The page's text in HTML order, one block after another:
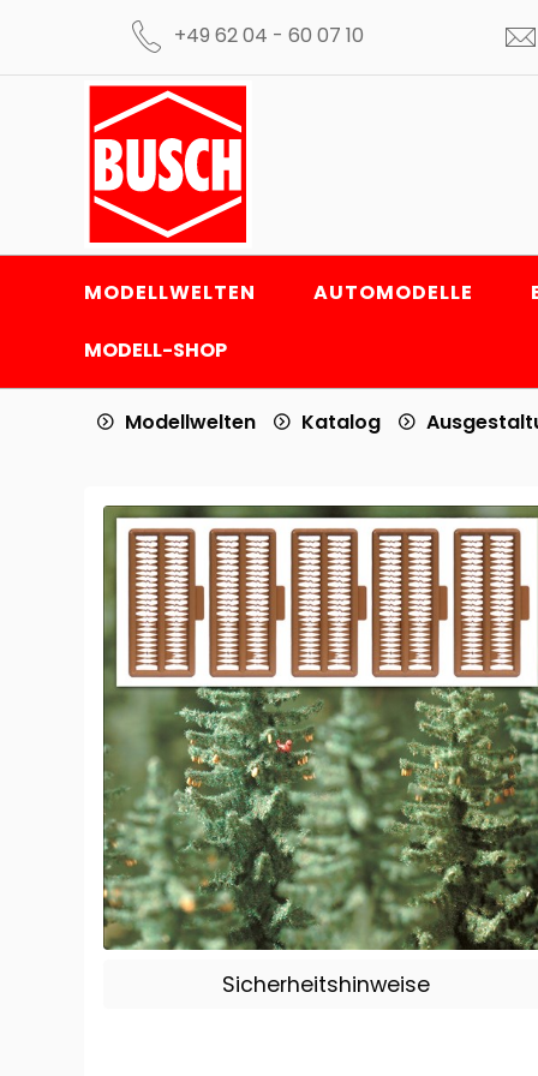
+49 62 04 - 60 07 10
MODELLWELTEN AUTOMODELLE
MODELL-SHOP
Modellwelten Katalog
Sicherheitshinweise